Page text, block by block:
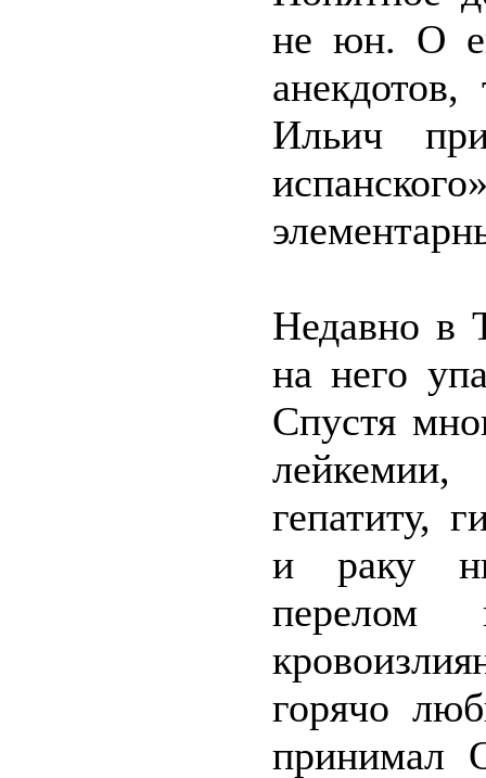
не юн. О
Ильич
Недавно в
на него
Спустя
гепатиту,
и раку
горячо
принимал